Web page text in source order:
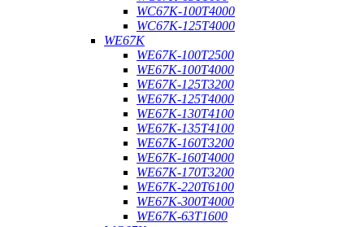
WC67K-100T4000
WC67K-125T4000
WE67K
WE67K-100T2500
WE67K-100T4000
WE67K-125T3200
WE67K-125T4000
WE67K-130T4100
WE67K-135T4100
WE67K-160T3200
WE67K-160T4000
WE67K-170T3200
WE67K-220T6100
WE67K-300T4000
WE67K-63T1600